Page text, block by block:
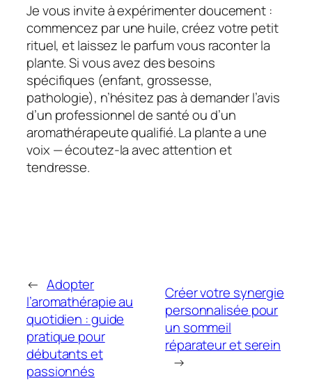
Je vous invite à expérimenter doucement :
commencez par une huile, créez votre petit
rituel, et laissez le parfum vous raconter la
plante. Si vous avez des besoins
spécifiques (enfant, grossesse,
pathologie), n’hésitez pas à demander l’avis
d’un professionnel de santé ou d’un
aromathérapeute qualifié. La plante a une
voix — écoutez-la avec attention et
tendresse.
← Adopter
l’aromathérapie au
quotidien : guide
pratique pour
débutants et
passionnés
Créer votre synergie
personnalisée pour
un sommeil
réparateur et serein
→